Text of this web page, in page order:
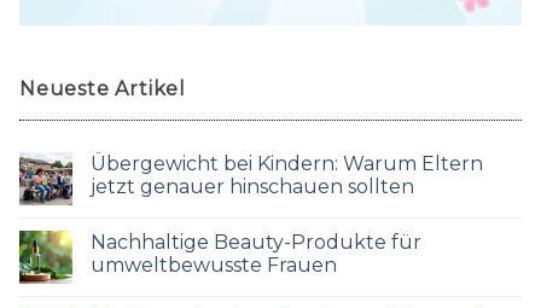
Neueste Artikel
Übergewicht bei Kindern: Warum Eltern
jetzt genauer hinschauen sollten
Nachhaltige Beauty-Produkte für
umweltbewusste Frauen